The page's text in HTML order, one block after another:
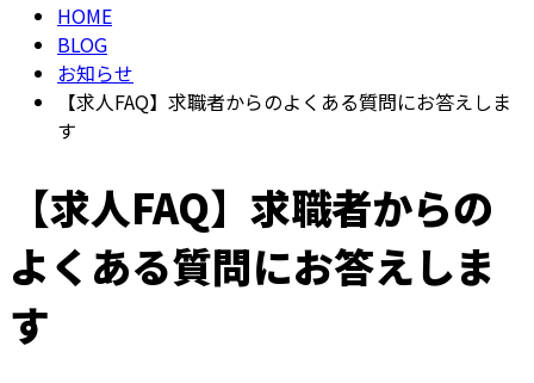
HOME
BLOG
お知らせ
【求人FAQ】求職者からのよくある質問にお答えしま
す
【求人FAQ】求職者からの
よくある質問にお答えしま
す